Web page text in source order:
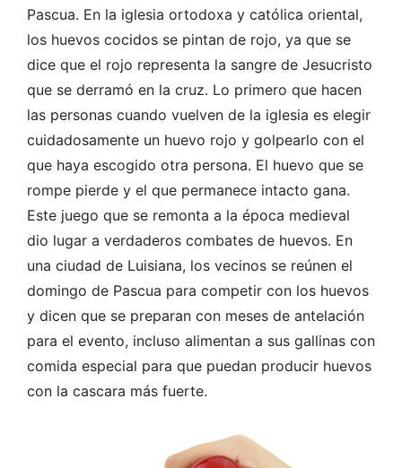
Pascua. En la iglesia ortodoxa y católica oriental,
los huevos cocidos se pintan de rojo, ya que se
dice que el rojo representa la sangre de Jesucristo
que se derramó en la cruz. Lo primero que hacen
las personas cuando vuelven de la iglesia es elegir
cuidadosamente un huevo rojo y golpearlo con el
que haya escogido otra persona. El huevo que se
rompe pierde y el que permanece intacto gana.
Este juego que se remonta a la época medieval
dio lugar a verdaderos combates de huevos. En
una ciudad de Luisiana, los vecinos se reúnen el
domingo de Pascua para competir con los huevos
y dicen que se preparan con meses de antelación
para el evento, incluso alimentan a sus gallinas con
comida especial para que puedan producir huevos
con la cascara más fuerte.